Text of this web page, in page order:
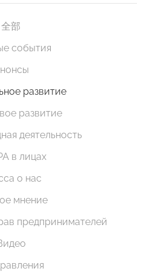
全部
события
развитие
развитие
деятельность
в лицах
о нас
мнение
предпринимателей